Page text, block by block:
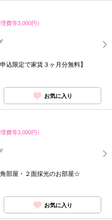
理費等3,000円）
込限定で家賃３ヶ月分無料】
お気に入り
理費等3,000円）
角部屋・２面採光のお部屋☆
お気に入り